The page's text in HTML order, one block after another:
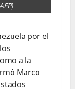
por el
a la
Marco